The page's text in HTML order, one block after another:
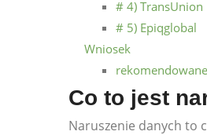
# 4) TransUnion
# 5) Epiqglobal
Wniosek
Co to jest
Naruszenie danych to